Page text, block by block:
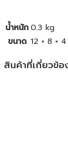
น้ำหนัก 0.3 kg
ขนาด 12 × 8 ×
สินค้าที่เกี่ยวข้อ